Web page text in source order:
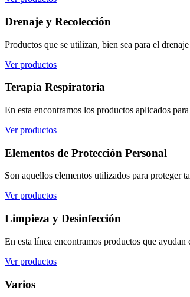
Drenaje y Recolección
Productos que se utilizan, bien sea para el
Ver productos
Terapia Respiratoria
En esta encontramos los productos aplicados
Ver productos
Elementos de Protección Personal
Son aquellos elementos utilizados para proteger
Ver productos
Limpieza y Desinfección
En esta línea encontramos productos que
Ver productos
Varios